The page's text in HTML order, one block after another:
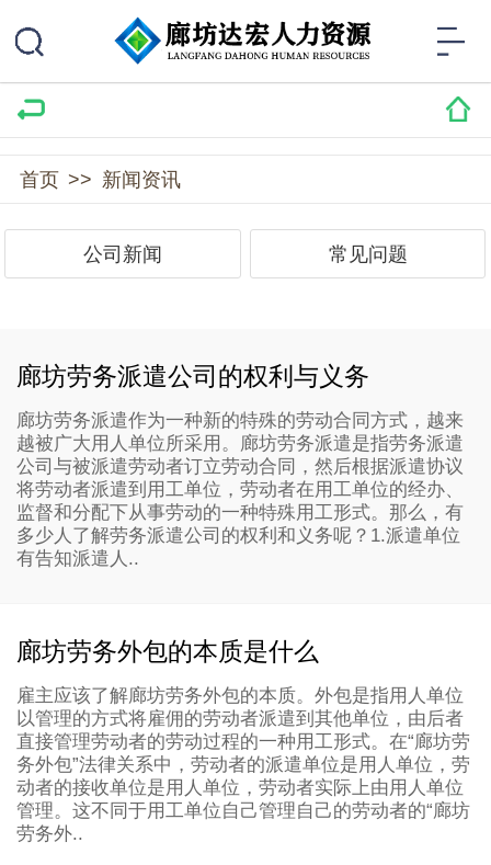
首页 >> 新闻资讯
公司新闻 常见问题
廊坊劳务派遣公司的权利与义务
廊坊劳务派遣作为一种新的特殊的劳动合同方式，越来
越被广大用人单位所采用。廊坊劳务派遣是指劳务派遣
公司与被派遣劳动者订立劳动合同，然后根据派遣协议
将劳动者派遣到用工单位，劳动者在用工单位的经办、
监督和分配下从事劳动的一种特殊用工形式。那么，有
多少人了解劳务派遣公司的权利和义务呢？1.派遣单位
有告知派遣人..
廊坊劳务外包的本质是什么
雇主应该了解廊坊劳务外包的本质。外包是指用人单位
以管理的方式将雇佣的劳动者派遣到其他单位，由后者
直接管理劳动者的劳动过程的一种用工形式。在“廊坊劳
务外包”法律关系中，劳动者的派遣单位是用人单位，劳
动者的接收单位是用人单位，劳动者实际上由用人单位
管理。这不同于用工单位自己管理自己的劳动者的“廊坊
劳务外..